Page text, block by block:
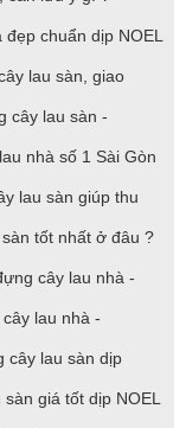
chuẩn dịp NOEL
lau sàn, giao
cây lau sàn -
nhà số 1 Sài Gòn
lau sàn giúp thu
tốt nhất ở đâu ?
cây lau nhà -
lau nhà -
cây lau sàn dịp
giá tốt dịp NOEL